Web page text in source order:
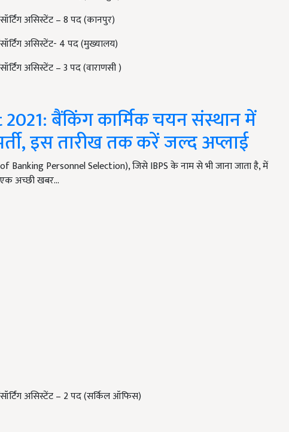
असिस्टेंट – 8 पद (कानपुर)
असिस्टेंट- 4 पद (मुख्यालय)
असिस्टेंट – 3 पद (वाराणसी )
बैंकिंग कार्मिक चयन संस्थान में
इस तारीख तक करें जल्द अप्लाई
Personnel Selection), जिसे IBPS के नाम से भी जाना जाता है, में
अच्छी खबर…
असिस्टेंट – 2 पद (सर्किल ऑफिस)